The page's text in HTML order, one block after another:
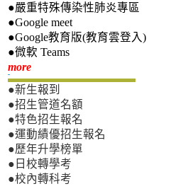
●嚴重特殊傳染性肺炎專區
●Google meet
●Google教育版(教育雲登入)
●微軟 Teams
more新生專區
●新生報到
●招生管道名額
●特色招生報名
●運動績優招生報名
●歷年升學榜單
●日校轉學考
●校內轉科考